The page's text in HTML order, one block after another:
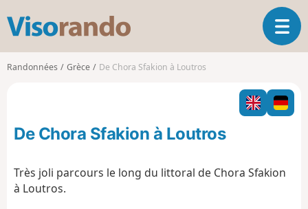
s
o
o
O
u
i
r
l
v
Randonnées Grèce De Chora Sfakion à Loutros
De Chora Sfakion à Loutros
Très joli parcours le long du littoral de Chora Sfakion
à Loutros.